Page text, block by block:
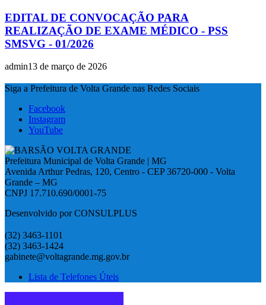
EDITAL DE CONVOCAÇÃO PARA
REALIZAÇÃO DE EXAME MÉDICO - PSS
SMSVG - 01/2026
admin13 de março de 2026
Siga a Prefeitura de Volta Grande nas Redes Sociais
Facebook
Instagram
YouTube
Prefeitura Municipal de Volta Grande | MG
Avenida Arthur Pedras, 120, Centro - CEP 36720-000 - Volta
Grande – MG
CNPJ 17.710.690/0001-75
Desenvolvido por CONSULPLUS
(32) 3463-1101
(32) 3463-1424
gabinete@voltagrande.mg.gov.br
Lista de Telefones Úteis